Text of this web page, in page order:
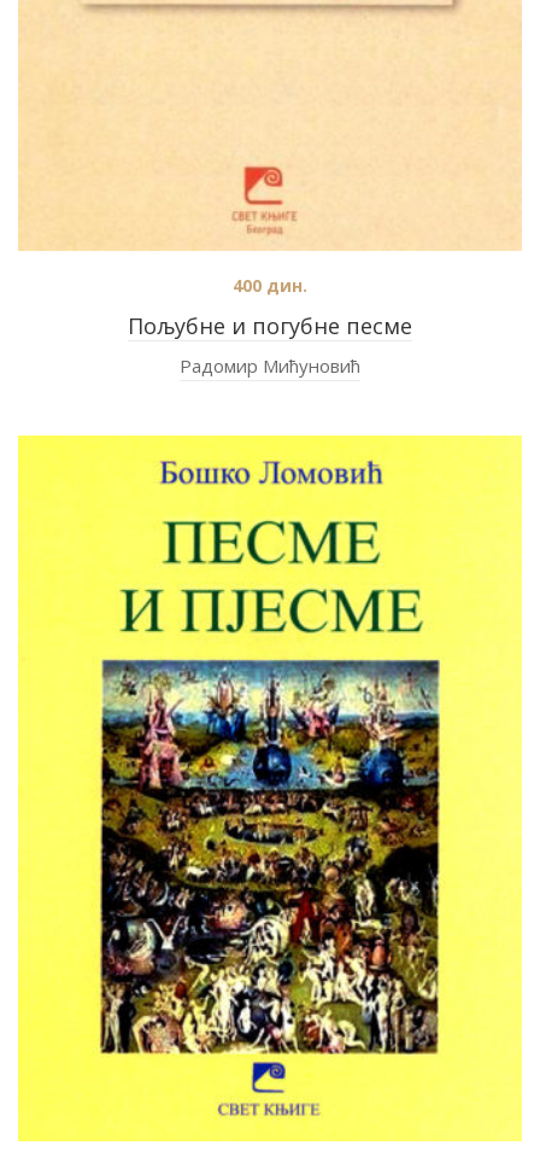
Пољубне и погубне песме
400 дин.
Радомир Мићуновић